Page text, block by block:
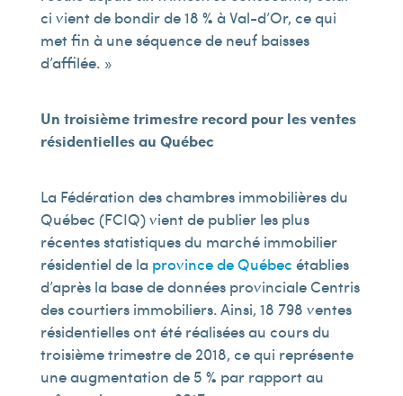
ci vient de bondir de 18 % à Val-d’Or, ce qui
met fin à une séquence de neuf baisses
d’affilée. »
Un troisième trimestre record pour les ventes
résidentielles au Québec
La Fédération des chambres immobilières du
Québec (FCIQ) vient de publier les plus
récentes statistiques du marché immobilier
résidentiel de la province de Québec établies
d’après la base de données provinciale Centris
des courtiers immobiliers. Ainsi, 18 798 ventes
résidentielles ont été réalisées au cours du
troisième trimestre de 2018, ce qui représente
une augmentation de 5 % par rapport au